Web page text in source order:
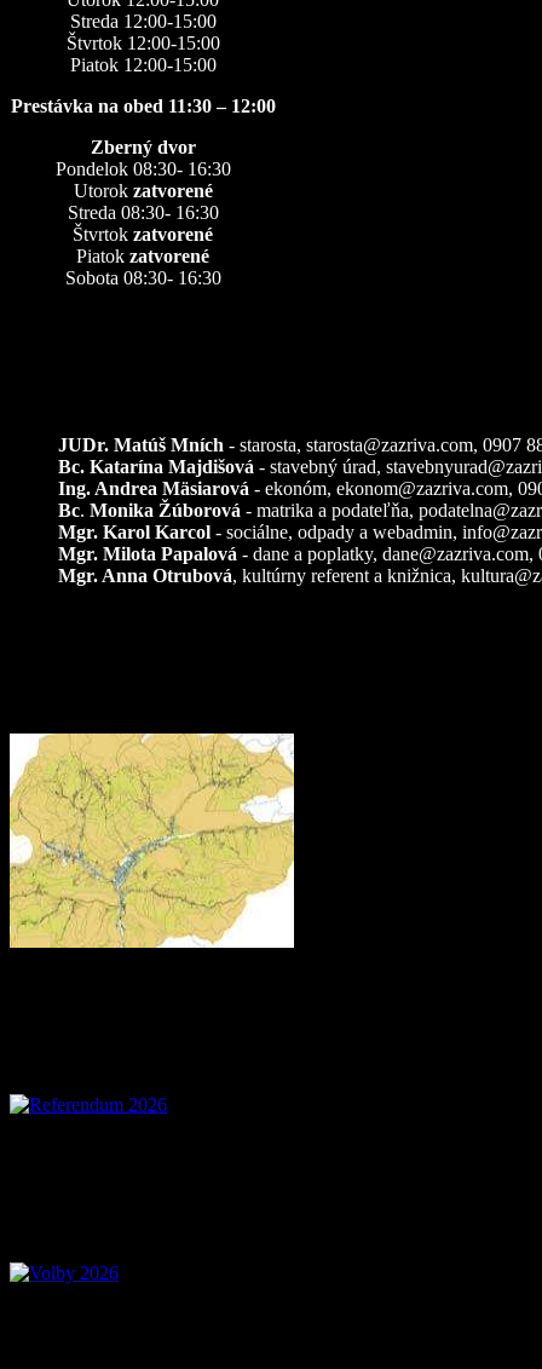
Streda 12:00-15:00
Štvrtok 12:00-15:00
Piatok 12:00-15:00
Prestávka na obed 11:30 – 12:00
Zberný dvor
Pondelok 08:30- 16:30
Utorok zatvorené
Streda 08:30- 16:30
Štvrtok zatvorené
Piatok zatvorené
Sobota 08:30- 16:30
JUDr. Matúš Mních - starosta, starosta@zazriva.com, 0907
Bc. Katarína Majdišová - stavebný úrad,
Ing. Andrea Mäsiarová - ekonóm, ekonom@zazriva.com,
Bc. Monika Žúborová - matrika a podateľňa,
Mgr. Karol Karcol - sociálne, odpady a webadmin,
Mgr. Milota Papalová - dane a poplatky, dane@zazriva.com,
Mgr. Anna Otrubová, kultúrny referent a knižnica,